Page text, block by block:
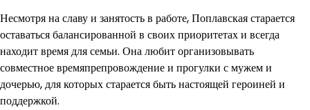
Несмотря на славу и занятость в работе, Поплавская старается
оставаться балансированной в своих приоритетах и всегда
находит время для семьи. Она любит организовывать
совместное времяпрепровождение и прогулки с мужем и
дочерью, для которых старается быть настоящей героиней и
поддержкой.